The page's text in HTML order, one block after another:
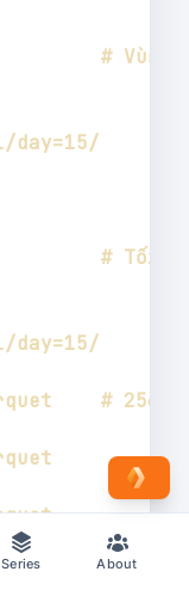
Series
About